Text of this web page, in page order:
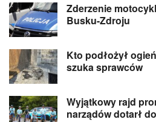
Zderzenie
Busku-Zdroju
Kto podłożył
szuka sprawców
Wyjątkowy rajd
narządów dotarł